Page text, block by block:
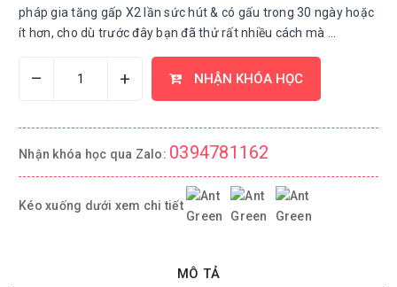
pháp gia tăng gấp X2 lần sức hút & có gấu trong 30 ngày hoặc
ít hơn, cho dù trước đây bạn đã thử rất nhiều cách mà ...
– + NHẬN KHÓA HỌC
Nhận khóa học qua Zalo: 0394781162
Kéo xuống dưới xem chi tiết
MÔ TẢ